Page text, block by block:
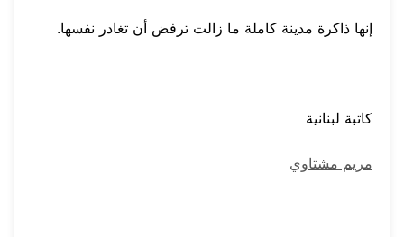
إنها ذاكرة مدينة كاملة ما زالت ترفض أن تغادر نفسها.
كاتبة لبنانية
مريم مشتاوي